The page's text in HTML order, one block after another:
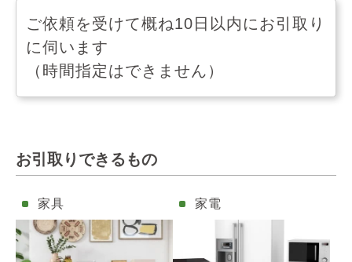
ご依頼を受けて概ね10日以内にお引取り
に伺います
（時間指定はできません）
お引取りできるもの
家具 家電